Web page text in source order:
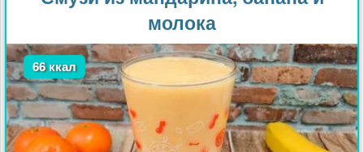
молока
66 ккал